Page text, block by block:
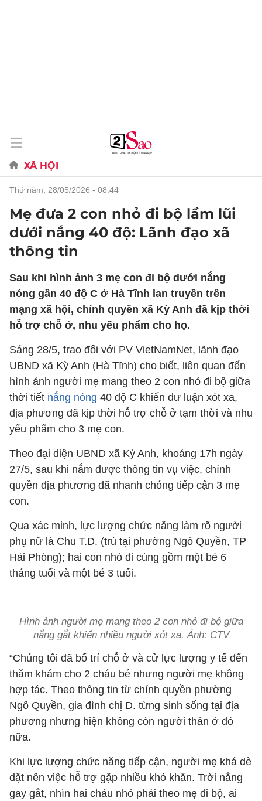
XÃ HỘI
thứ năm, 28/05/2026 - 08:44
Mẹ đưa 2 con nhỏ đi bộ lầm lũi
dưới nắng 40 độ: Lãnh đạo xã
thông tin
Sau khi hình ảnh 3 mẹ con đi bộ dưới nắng
nóng gần 40 độ C ở Hà Tĩnh lan truyền trên
mạng xã hội, chính quyền xã Kỳ Anh đã kịp thời
hỗ trợ chỗ ở, nhu yếu phẩm cho họ.
Sáng 28/5, trao đổi với PV VietNamNet, lãnh đạo
UBND xã Kỳ Anh (Hà Tĩnh) cho biết, liên quan đến
hình ảnh người mẹ mang theo 2 con nhỏ đi bộ giữa
thời tiết nắng nóng 40 độ C khiến dư luận xót xa,
địa phương đã kịp thời hỗ trợ chỗ ở tạm thời và nhu
yếu phẩm cho 3 mẹ con.
Theo đại diện UBND xã Kỳ Anh, khoảng 17h ngày
27/5, sau khi nắm được thông tin vụ việc, chính
quyền địa phương đã nhanh chóng tiếp cận 3 mẹ
con.
Qua xác minh, lực lượng chức năng làm rõ người
phụ nữ là Chu T.D. (trú tại phường Ngô Quyền, TP
Hải Phòng); hai con nhỏ đi cùng gồm một bé 6
tháng tuổi và một bé 3 tuổi.
Hình ảnh người mẹ mang theo 2 con nhỏ đi bộ giữa
nắng gắt khiến nhiều người xót xa. Ảnh: CTV
“Chúng tôi đã bố trí chỗ ở và cử lực lượng y tế đến
thăm khám cho 2 cháu bé nhưng người mẹ không
hợp tác. Theo thông tin từ chính quyền phường
Ngô Quyền, gia đình chị D. từng sinh sống tại địa
phương nhưng hiện không còn người thân ở đó
nữa.
Khi lực lượng chức năng tiếp cận, người mẹ khá dè
dặt nên việc hỗ trợ gặp nhiều khó khăn. Trời nắng
gay gắt, nhìn hai cháu nhỏ phải theo mẹ đi bộ, ai